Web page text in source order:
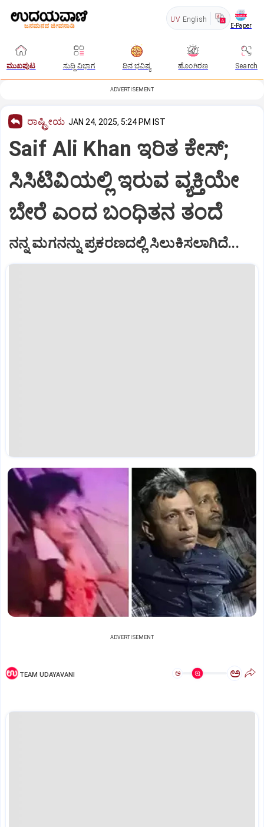
UV English
E-Paper
ಮುಖಪುಟ ಸುದ್ದಿ ವಿಭಾಗ ದಿನ ಭವಿಷ್ಯ ಹೊಂಗಿರಣ Search
ADVERTISEMENT
ರಾಷ್ಟ್ರೀಯ JAN 24, 2025, 5:24 PM IST
Saif Ali Khan ಇರಿತ ಕೇಸ್;
ಸಿಸಿಟಿವಿಯಲ್ಲಿ ಇರುವ ವ್ಯಕ್ತಿಯೇ
ಬೇರೆ ಎಂದ ಬಂಧಿತನ ತಂದೆ
ನನ್ನ ಮಗನನ್ನು ಪ್ರಕರಣದಲ್ಲಿ ಸಿಲುಕಿಸಲಾಗಿದೆ...
ADVERTISEMENT
TEAM UDAYAVANI ಅ ಅ